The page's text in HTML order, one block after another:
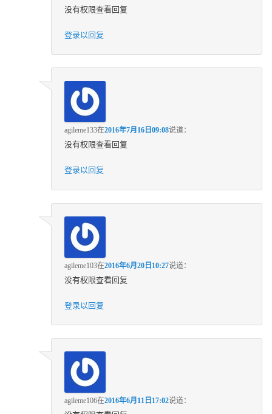
没有权限查看回复
登录以回复
agileme133在2016年7月16日09:08说道：
没有权限查看回复
登录以回复
agileme103在2016年6月20日10:27说道：
没有权限查看回复
登录以回复
agileme106在2016年6月11日17:02说道：